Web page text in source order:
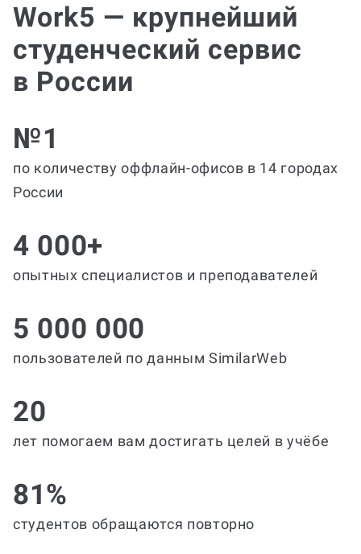
Work5 — крупнейший
студенческий сервис
в России
№1
по количеству оффлайн-офисов в 14 городах
России
4 000+
опытных специалистов и преподавателей
5 000 000
пользователей по данным SimilarWeb
20
лет помогаем вам достигать целей в учёбе
81%
студентов обращаются повторно